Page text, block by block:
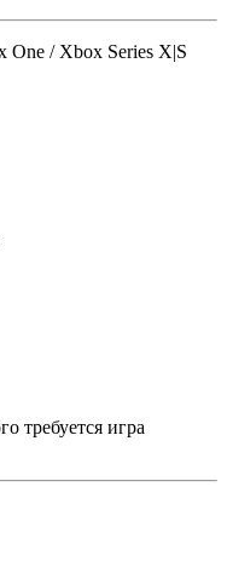
One / Xbox Series X|S
требуется игра